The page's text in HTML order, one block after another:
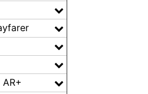
AR+